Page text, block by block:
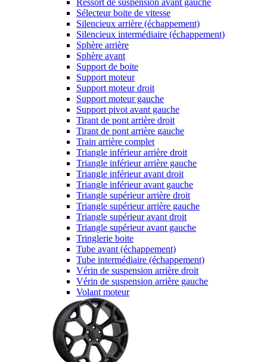
Ressort de suspension avant gauche
Sélecteur boite de vitesse
Silencieux arrière (échappement)
Silencieux intermédiaire (échappement)
Sphère arrière
Sphère avant
Support de boite
Support moteur
Support moteur droit
Support moteur gauche
Support pivot avant gauche
Tirant de pont arrière droit
Tirant de pont arrière gauche
Train arrière complet
Triangle inférieur arrière droit
Triangle inférieur arrière gauche
Triangle inférieur avant droit
Triangle inférieur avant gauche
Triangle supérieur arrière droit
Triangle supérieur arrière gauche
Triangle supérieur avant droit
Triangle supérieur avant gauche
Tringlerie boite
Tube avant (échappement)
Tube intermédiaire (échappement)
Vérin de suspension arrière droit
Vérin de suspension arrière gauche
Volant moteur